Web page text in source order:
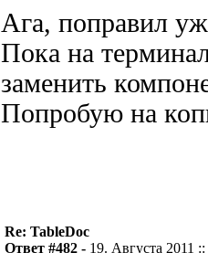
Ага, поправил
Пока на
заменить
Попробую на
Re: TableDoc
Ответ #482 - 19. Августа 2011